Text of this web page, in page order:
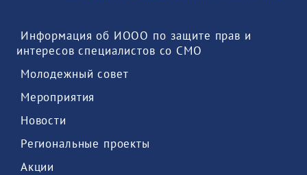
интересов специалистов со СМО
Молодежный совет
Мероприятия
Новости
Региональные проекты
Акции